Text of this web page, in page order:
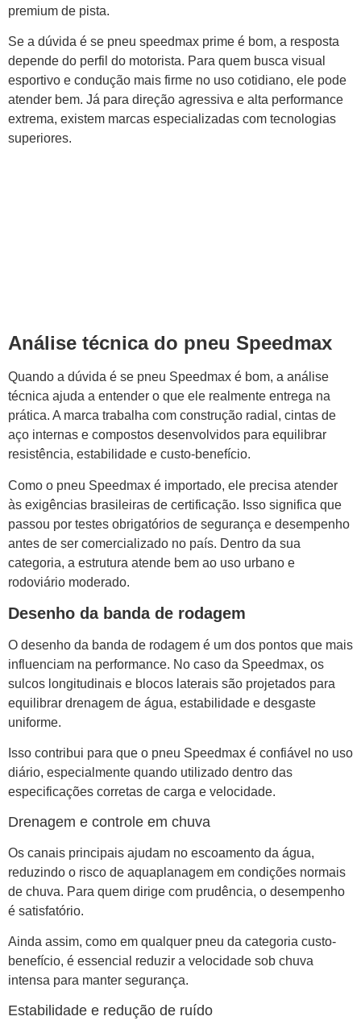
premium de pista.
Se a dúvida é se pneu speedmax prime é bom, a resposta
depende do perfil do motorista. Para quem busca visual
esportivo e condução mais firme no uso cotidiano, ele pode
atender bem. Já para direção agressiva e alta performance
extrema, existem marcas especializadas com tecnologias
superiores.
Análise técnica do pneu Speedmax
Quando a dúvida é se pneu Speedmax é bom, a análise
técnica ajuda a entender o que ele realmente entrega na
prática. A marca trabalha com construção radial, cintas de
aço internas e compostos desenvolvidos para equilibrar
resistência, estabilidade e custo-benefício.
Como o pneu Speedmax é importado, ele precisa atender
às exigências brasileiras de certificação. Isso significa que
passou por testes obrigatórios de segurança e desempenho
antes de ser comercializado no país. Dentro da sua
categoria, a estrutura atende bem ao uso urbano e
rodoviário moderado.
Desenho da banda de rodagem
O desenho da banda de rodagem é um dos pontos que mais
influenciam na performance. No caso da Speedmax, os
sulcos longitudinais e blocos laterais são projetados para
equilibrar drenagem de água, estabilidade e desgaste
uniforme.
Isso contribui para que o pneu Speedmax é confiável no uso
diário, especialmente quando utilizado dentro das
especificações corretas de carga e velocidade.
Drenagem e controle em chuva
Os canais principais ajudam no escoamento da água,
reduzindo o risco de aquaplanagem em condições normais
de chuva. Para quem dirige com prudência, o desempenho
é satisfatório.
Ainda assim, como em qualquer pneu da categoria custo-
benefício, é essencial reduzir a velocidade sob chuva
intensa para manter segurança.
Estabilidade e redução de ruído